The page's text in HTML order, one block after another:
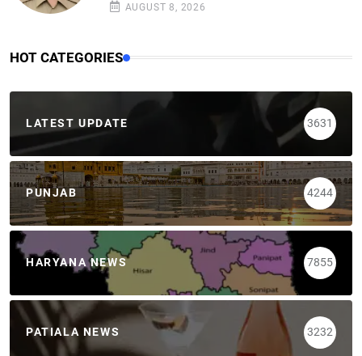
AUGUST 8, 2026
HOT CATEGORIES
LATEST UPDATE 3631
PUNJAB 4244
HARYANA NEWS 7855
PATIALA NEWS 3232